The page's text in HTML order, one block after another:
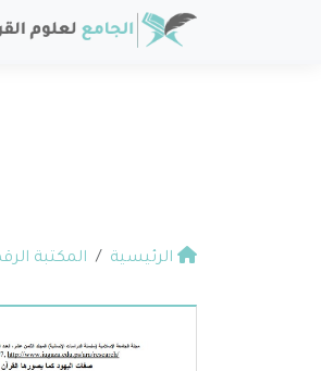
الرئيسية المكتبة